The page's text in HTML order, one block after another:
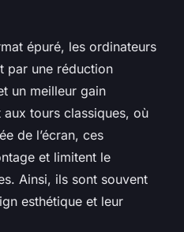
épuré, les ordinateurs
par une réduction
un meilleur gain
aux tours classiques, où
de l’écran, ces
et limitent le
Ainsi, ils sont souvent
esthétique et leur